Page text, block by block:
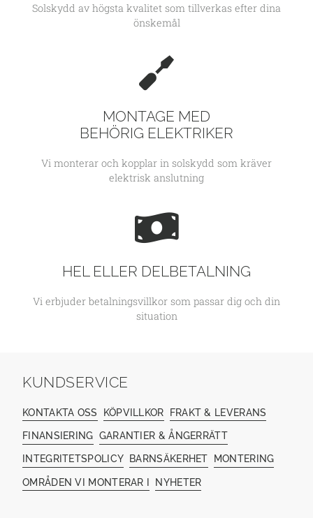
Solskydd av högsta kvalitet som tillverkas efter dina
önskemål
MONTAGE MED
BEHÖRIG ELEKTRIKER
Vi monterar och kopplar in solskydd som kräver
elektrisk anslutning
HEL ELLER DELBETALNING
Vi erbjuder betalningsvillkor som passar dig och din
situation
KUNDSERVICE
KONTAKTA OSS KÖPVILLKOR FRAKT & LEVERANS
FINANSIERING GARANTIER & ÅNGERRÄTT
INTEGRITETSPOLICY BARNSÄKERHET
MONTERING
OMRÅDEN VI MONTERAR I NYHETER